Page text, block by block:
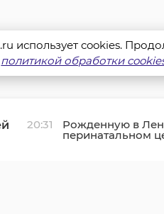
20:31 Рожденную в
перинатальном
торжественно
использует cookies.
политикой обработки